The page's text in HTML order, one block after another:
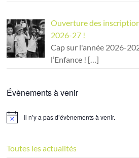
Ouverture des
2026-27 !
Cap sur l'année 2026-
l’Enfance ! […]
Évènements à venir
N
i
c
Il n’y a pas d’évènements à venir.
Toutes les actualités